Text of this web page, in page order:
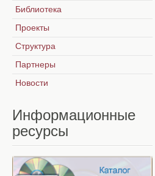
Библиотека
Проекты
Структура
Партнеры
Новости
Информационные
ресурсы